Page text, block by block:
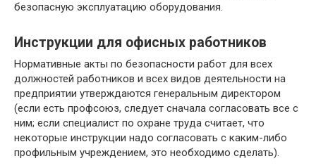
безопасную эксплуатацию оборудования.
Инструкции для офисных работников
Нормативные акты по безопасности работ для всех
должностей работников и всех видов деятельности на
предприятии утверждаются генеральным директором
(если есть профсоюз, следует сначала согласовать все с
ним; если специалист по охране труда считает, что
некоторые инструкции надо согласовать с каким-либо
профильным учреждением, это необходимо сделать).